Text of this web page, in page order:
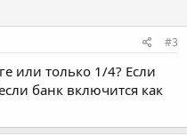
#3
или только 1/4? Если
банк включится как